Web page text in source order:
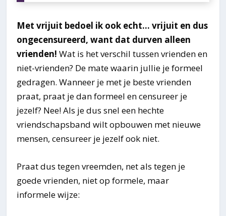
Met vrijuit bedoel ik ook echt… vrijuit en dus
ongecensureerd, want dat durven alleen
vrienden!Wat is het verschil tussen vrienden en
niet-vrienden? De mate waarin jullie je formeel
gedragen. Wanneer je met je beste vrienden
praat, praat je dan formeel en censureer je
jezelf? Nee! Als je dus snel een hechte
vriendschapsband wilt opbouwen met nieuwe
mensen, censureer je jezelf ook niet.
Praat dus tegen vreemden, net als tegen je
goede vrienden, niet op formele, maar
informele wijze: